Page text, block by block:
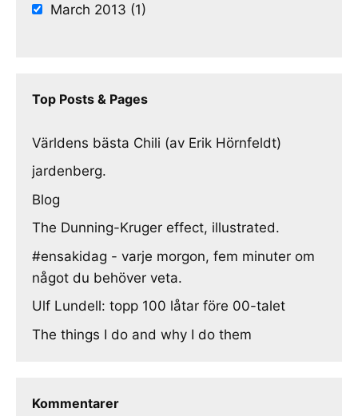
March 2013 (1)
Top Posts & Pages
Världens bästa Chili (av Erik Hörnfeldt)
jardenberg.
Blog
The Dunning-Kruger effect, illustrated.
#ensakidag - varje morgon, fem minuter om
något du behöver veta.
Ulf Lundell: topp 100 låtar före 00-talet
The things I do and why I do them
Kommentarer